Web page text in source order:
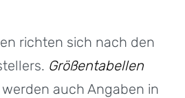
richten sich nach den
Größentabellen
werden auch Angaben in